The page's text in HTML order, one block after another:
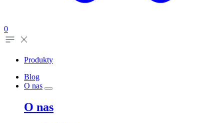
0
Produkty
Blog
O nas
O nas